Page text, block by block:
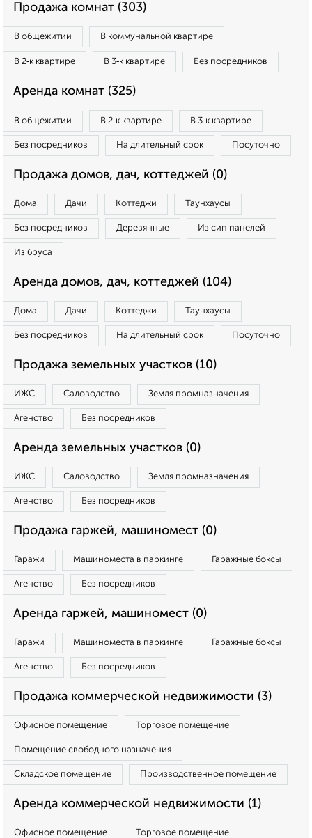
Продажа комнат (303)
В общежитии В коммунальной квартире
В 2‑к квартире В 3‑к квартире Без посредников
Аренда комнат (325)
В общежитии В 2‑к квартире В 3‑к квартире
Без посредников На длительный срок Посуточно
Продажа домов, дач, коттеджей (0)
Дома Дачи Коттеджи Таунхаусы
Без посредников Деревянные Из сип панелей
Из бруса
Аренда домов, дач, коттеджей (104)
Дома Дачи Коттеджи Таунхаусы
Без посредников На длительный срок Посуточно
Продажа земельных участков (10)
ИЖС Садоводство Земля промназначения
Агенство Без посредников
Аренда земельных участков (0)
ИЖС Садоводство Земля промназначения
Агенство Без посредников
Продажа гаржей, машиномест (0)
Гаражи Машиноместа в паркинге Гаражные боксы
Агенство Без посредников
Аренда гаржей, машиномест (0)
Гаражи Машиноместа в паркинге Гаражные боксы
Агенство Без посредников
Продажа коммерческой недвижимости (3)
Офисное помещение Торговое помещение
Помещение свободного назначения
Складское помещение Производственное помещение
Аренда коммерческой недвижимости (1)
Офисное помещение Торговое помещение